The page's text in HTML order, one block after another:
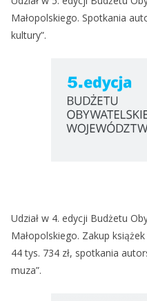
Małopolskiego. Spotkania
kultury”.
Udział w 4. edycji Budżetu
Małopolskiego. Zakup
44 tys. 734 zł, spotkania
muza”.